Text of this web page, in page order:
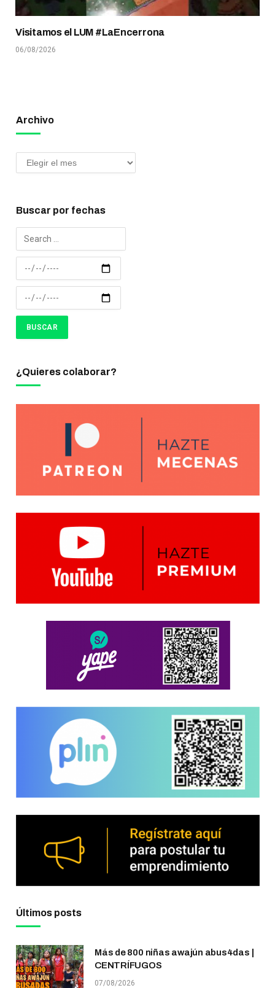
Visitamos el LUM #LaEncerrona
06/08/2026
Archivo
Buscar por fechas
¿Quieres colaborar?
Últimos posts
Más de 800 niñas awajún abus4das |
CENTRÍFUGOS
07/08/2026